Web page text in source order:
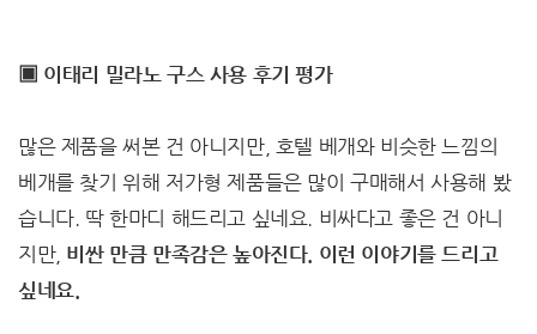
▣ 이태리 밀라노 구스 사용 후기 평가
많은 제품을 써본 건 아니지만, 호텔 베개와 비슷한 느낌의
베개를 찾기 위해 저가형 제품들은 많이 구매해서 사용해 봤
습니다. 딱 한마디 해드리고 싶네요. 비싸다고 좋은 건 아니
지만, 비싼 만큼 만족감은 높아진다. 이런 이야기를 드리고
싶네요.